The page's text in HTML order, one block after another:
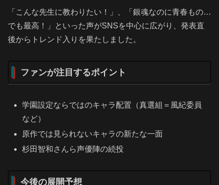
「こんな先生に教わりたい！」、「銀魂なのに青春もの…
でも最高！」といった声がSNSを中心に広がり、発表直
後からトレンド入りを果たしました。
ファンが注目するポイント
学園設定ならではのキャラ配置（真選組＝風紀委員
など）
原作では見られないキャラの新たな一面
杉田智和さんら声優陣の続投
今後の展開予想